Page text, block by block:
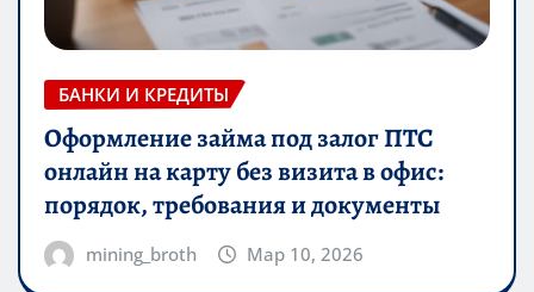
БАНКИ И КРЕДИТЫ
Оформление займа под залог ПТС
онлайн на карту без визита в офис:
порядок, требования и документы
mining_broth Мар 10, 2026